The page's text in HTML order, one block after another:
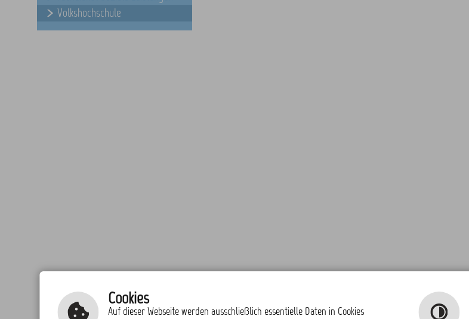
Volkshochschule
Cookies
Auf dieser Webseite werden ausschließlich essentielle Daten in Cookies